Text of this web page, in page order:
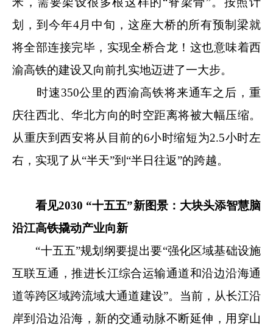
划，到今年4月中旬，这座大桥的所有预制梁就
将全部连接完毕，实现全桥合龙！这也意味着西
渝高铁的建设又向前扎实地迈进了一大步。
时速350公里的西渝高铁将来通车之后，重
庆往西北、华北方向的时空距离将被大幅压缩。
从重庆到西安将从目前的6小时缩短为2.5小时左
右，实现了从“半天”到“半日往返”的跨越。
看见2030 “十五五”新图景：大块头添智慧脑
沿江高铁撬动产业向新
“十五五”规划纲要提出要“强化区域基础设施
互联互通，推进长江综合运输通道和沿边沿海通
道等跨区域跨流域大通道建设”。当前，从长江沿
岸到沿边沿海，新的交通动脉不断延伸，用穿山